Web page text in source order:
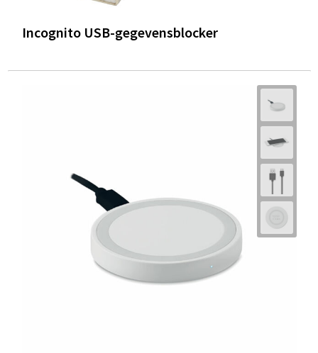
Incognito USB-gegevensblocker